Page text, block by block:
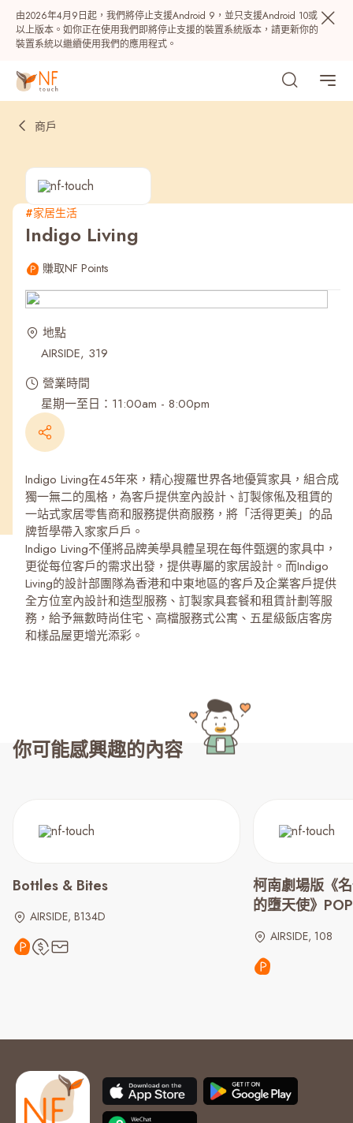
由2026年4月9日起，我們將停止支援Android 9，並只支援Android 10或
以上版本。如你正在使用我們即將停止支援的裝置系統版本，請更新你的
裝置系統以繼續使用我們的應用程式。
熱門
最近搜尋紀錄
商戶
#家居生活
Indigo Living
賺取NF Points
地點
AIRSIDE, 319
營業時間
星期一至日：11:00am - 8:00pm
Indigo Living在45年來，精心搜羅世界各地優質家具，組合成
獨一無二的風格，為客戶提供室內設計、訂製傢俬及租賃的
一站式家居零售商和服務提供商服務，將「活得更美」的品
牌哲學帶入家家戶戶。
Indigo Living不僅將品牌美學具體呈現在每件甄選的家具中，
更從每位客戶的需求出發，提供專屬的家居設計。而Indigo
Living的設計部團隊為香港和中東地區的客戶及企業客戶提供
全方位室內設計和造型服務、訂製家具套餐和租賃計劃等服
務，給予無數時尚住宅、高檔服務式公寓、五星級飯店客房
和樣品屋更增光添彩。
你可能感興趣的內容
Bottles & Bites
AIRSIDE, B134D
柯南劇場版《
的墮天使》
AIRSIDE, 108